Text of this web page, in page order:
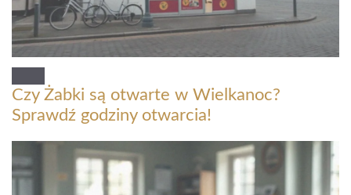
Czy Żabki są otwarte w Wielkanoc?
Sprawdź godziny otwarcia!